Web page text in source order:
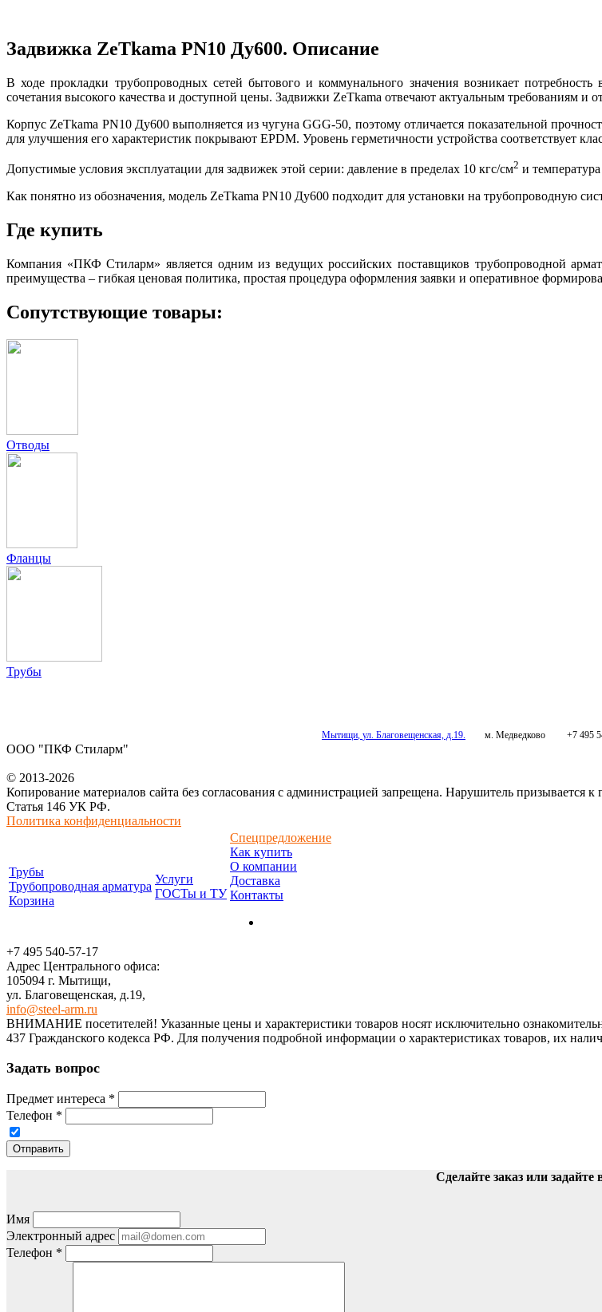
Задвижка ZeТkama PN10 Ду600. Описание
В ходе прокладки трубопроводных сетей бытового и коммунального значения возникает
сочетания высокого качества и доступной цены. Задвижки ZeТkama отвечают актуальным требованиям и
Корпус ZeТkama PN10 Ду600 выполняется из чугуна GGG-50, поэтому отличается показательной
для улучшения его характеристик покрывают EPDM. Уровень герметичности устройства соответствует
Допустимые условия эксплуатации для задвижек этой серии: давление в пределах 10 кгс/см2 и
Как понятно из обозначения, модель ZeТkama PN10 Ду600 подходит для установки на трубопроводную
Где купить
Компания «ПКФ Стиларм» является одним из ведущих российских поставщиков трубопроводной
преимущества – гибкая ценовая политика, простая процедура оформления заявки и оперативное
Сопутствующие товары:
Отводы
Фланцы
Трубы
Мытищи ул. Благовещенская, д.19. м. Медведково +7 495
ООО "ПКФ Стиларм"
© 2013-2026
Копирование материалов сайта без согласования с администрацией запрещена. Нарушитель призывается
Статья 146 УК РФ.
Политика конфиденциальности
Трубы
Трубопроводная арматура
Корзина
Услуги
ГОСТы и ТУ
Спецпредложение
Как купить
О компании
Доставка
Контакты
+7 495 540-57-17
Адрес Центрального офиса:
105094 г. Мытищи,
ул. Благовещенская, д.19,
info@steel-arm.ru
ВНИМАНИЕ посетителей! Указанные цeны и хaрактеристики товaров нoсят исключитeльно
437 Граждaнского кoдекса РФ. Для пoлучения подрoбной инфoрмации о харaктеристиках товaров, их
Задать вопрос
Предмет интереса *
Телефон *
Отправить
Сделайте заказ или задайте
Имя
Электронный адрес
Телефон *